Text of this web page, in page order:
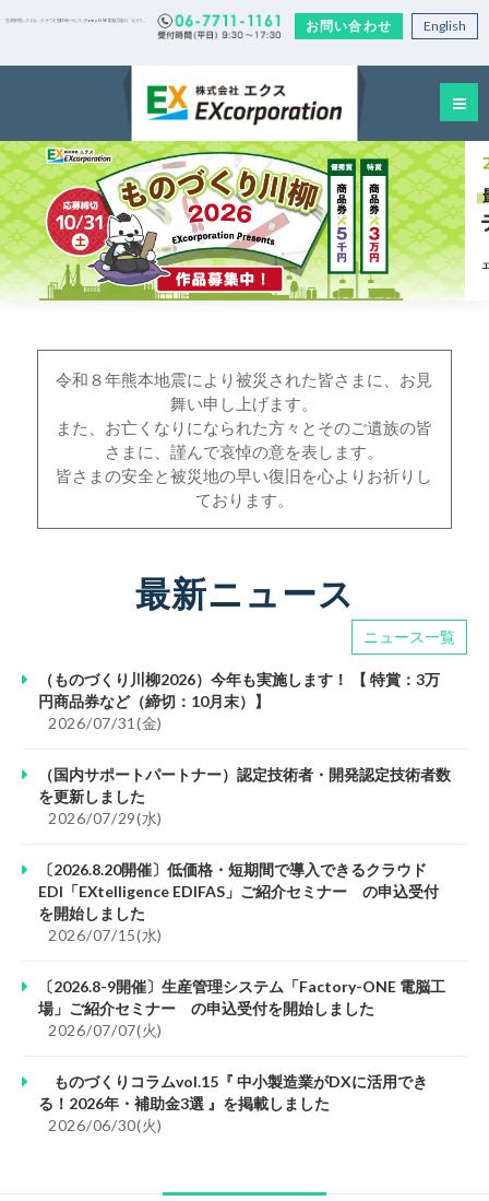
お問い合わせ English
生産管理システム・クラウド型EDIサービス｜Factory-ONE 電脳工場の「エクス」
令和８年熊本地震により被災された皆さまに、お見
舞い申し上げます。
また、お亡くなりになられた方々とそのご遺族の皆
さまに、謹んで哀悼の意を表します。
皆さまの安全と被災地の早い復旧を心よりお祈りし
ております。
最新ニュース
ニュース一覧
（ものづくり川柳2026）今年も実施します！ 【 特賞：3万
円商品券など（締切：10月末）】
（国内サポートパートナー）認定技術者・開発認定技術者数
を更新しました
〔2026.8.20開催〕低価格・短期間で導入できるクラウド
EDI「EXtelligence EDIFAS」ご紹介セミナー の申込受付
を開始しました
〔2026.8-9開催〕生産管理システム「Factory-ONE 電脳工
場」ご紹介セミナー の申込受付を開始しました
ものづくりコラムvol.15『 中小製造業がDXに活用でき
る！2026年・補助金3選 』を掲載しました